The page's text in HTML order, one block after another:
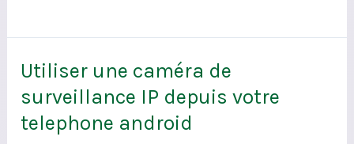
Utiliser une caméra de
surveillance IP depuis votre
telephone android
Utiliser
une
caméra
de